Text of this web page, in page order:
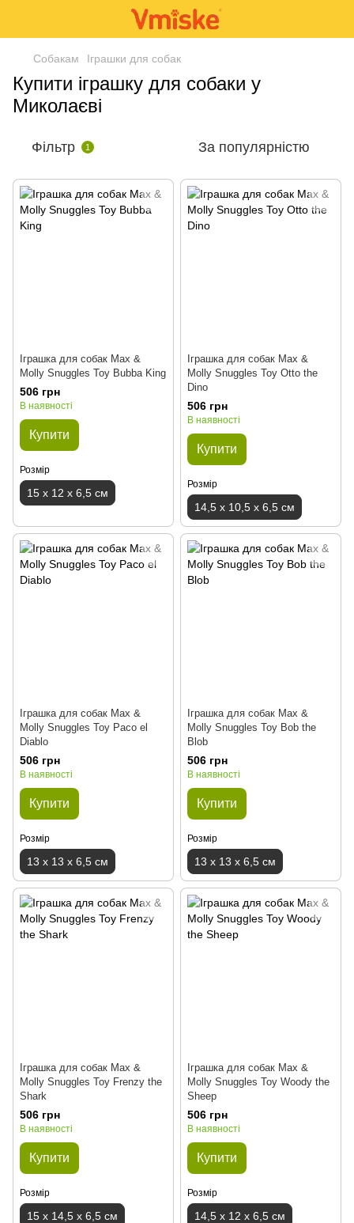
Собакам Іграшки для собак
Купити іграшку для собаки у
Миколаєві
Фільтр 1 За популярністю
Іграшка для собак Max &
Molly Snuggles Toy Bubba King
506 грн
В наявності
Купити
Розмір
15 x 12 x 6,5 см
Іграшка для собак Max &
Molly Snuggles Toy Otto the
Dino
506 грн
В наявності
Купити
Розмір
14,5 x 10,5 x 6,5 см
Іграшка для собак Max &
Molly Snuggles Toy Paco el
Diablo
506 грн
В наявності
Купити
Розмір
13 x 13 x 6,5 см
Іграшка для собак Max &
Molly Snuggles Toy Bob the
Blob
506 грн
В наявності
Купити
Розмір
13 x 13 x 6,5 см
Іграшка для собак Max &
Molly Snuggles Toy Frenzy the
Shark
506 грн
В наявності
Купити
Розмір
15 x 14,5 x 6,5 см
Іграшка для собак Max &
Molly Snuggles Toy Woody the
Sheep
506 грн
В наявності
Купити
Розмір
14,5 x 12 x 6,5 см